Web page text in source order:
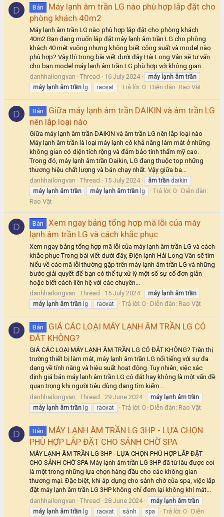
D Bán
Máy lạnh âm trần LG nào phù hợp lắp đặt cho
phòng khách 40m2
Máy lạnh âm trần LG nào phù hợp lắp đặt cho phòng khách
40m2 Bạn đang muốn lắp đặt máy lạnh âm trần LG cho phòng
khách 40 mét vuông nhưng không biết công suất và model nào
phù hợp? Vậy thì trong bài viết dưới đây Hải Long Vân sẽ tư vấn
cho bạn model máy lạnh âm trần LG phù hợp với không gian...
danhhailongvan
Thread 16 July 2024 máy lạnh âm trần
máy lạnh âm trần lg raovat Trả lời: 0 Diễn đàn: Rao Vặt
D Bán
Giữa máy lạnh âm trần DAIKIN và âm trần LG
nên lắp loại nào
Giữa máy lạnh âm trần DAIKIN và âm trần LG nên lắp loại nào
Máy lạnh âm trần là loại máy lạnh có khả năng làm mát ở những
không gian có diện tích rộng và đảm bảo tính thẩm mỹ cao.
Trong đó, máy lạnh âm trần Daikin, LG đang thuộc top những
thương hiệu chất lượng và bán chạy nhất. Vậy giữa ba...
danhhailongvan
Thread 15 July 2024 âm trần daikin
máy lạnh âm trần máy lạnh âm trần lg Trả lời: 0
Diễn đàn:
Rao Vặt
D Bán
Xem ngay bảng tổng hợp mã lỗi của máy
lạnh âm trần LG và cách khắc phục
Xem ngay bảng tổng hợp mã lỗi của máy lạnh âm trần LG và cách
khắc phục Trong bài viết dưới đây, Điện lạnh Hải Long Vân sẽ tìm
hiểu về các mã lỗi thường gặp trên máy lạnh âm trần LG và những
bước giải quyết để bạn có thể tự xử lý một số sự cố đơn giản
hoặc biết cách liên hệ với các chuyên...
danhhailongvan
Thread 15 July 2024 máy lạnh âm trần
máy lạnh âm trần lg raovat Trả lời: 0 Diễn đàn: Rao Vặt
D Bán
GIÁ CÁC LOẠI MÁY LẠNH ÂM TRẦN LG CÓ
ĐẮT KHÔNG?
GIÁ CÁC LOẠI MÁY LẠNH ÂM TRẦN LG CÓ ĐẮT KHÔNG? Trên thị
trường thiết bị làm mát, máy lạnh âm trần LG nổi tiếng với sự đa
dạng về tính năng và hiệu suất hoạt động. Tuy nhiên, việc xác
định giá bán máy lạnh âm trần LG có đắt hay không là một vấn đề
quan trọng khi người tiêu dùng đang tìm kiếm...
danhhailongvan
Thread 29 June 2024 máy lạnh âm trần
máy lạnh âm trần lg raovat Trả lời: 0 Diễn đàn: Rao Vặt
D Bán
MÁY LẠNH ÂM TRẦN LG 3HP - LỰA CHỌN
PHÙ HỢP LẮP ĐẶT CHO SẢNH CHỜ SPA
MÁY LẠNH ÂM TRẦN LG 3HP - LỰA CHỌN PHÙ HỢP LẮP ĐẶT
CHO SẢNH CHỜ SPA Máy lạnh âm trần LG 3HP đã từ lâu được coi
là một trong những lựa chọn hàng đầu cho các không gian
thương mại. Đặc biệt, khi áp dụng cho sảnh chờ của spa, việc lắp
đặt máy lạnh âm trần LG 3HP không chỉ đem lại không khí mát...
danhhailongvan
Thread 28 June 2024 máy lạnh âm trần
máy lạnh âm trần lg raovat sảnh spa Trả lời: 0
Diễn